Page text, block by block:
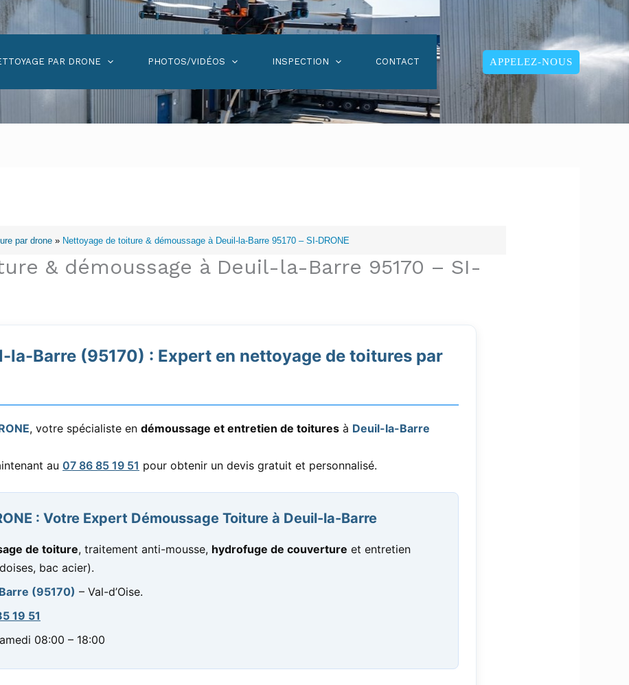
PAR DRONE PHOTOS/VIDÉOS INSPECTION CONTACT APPELEZ-NOUS
par drone» Nettoyage de toiture & démoussage à Deuil-la-Barre 95170 – SI-DRONE
& démoussage à Deuil-la-Barre 95170 – SI-
la-Barre (95170) : Expert en nettoyage de toitures par
, votre spécialiste en démoussage et entretien de toitures à Deuil-la-Barre
au 07 86 85 19 51 pour obtenir un devis gratuit et personnalisé.
: Votre Expert Démoussage Toiture à Deuil-la-Barre
de toiture, traitement anti-mousse, hydrofuge de couverture et entretien
bac acier).
(95170) – Val-d’Oise.
19 51
08:00 – 18:00